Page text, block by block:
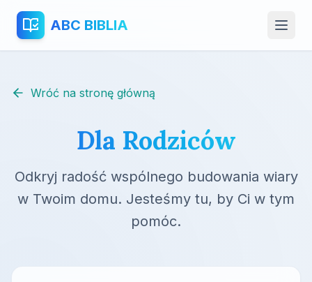
ABC BIBLIA
Wróć na stronę główną
Dla Rodziców
Odkryj radość wspólnego budowania wiary
w Twoim domu. Jesteśmy tu, by Ci w tym
pomóc.